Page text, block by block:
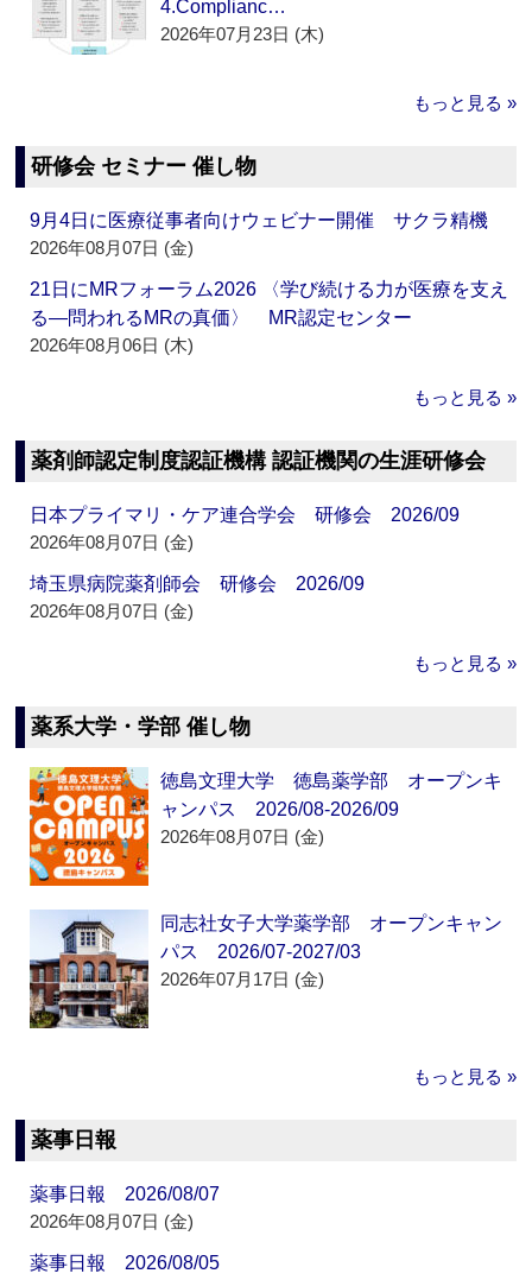
4.Complianc…
2026年07月23日 (木)
もっと見る »
研修会 セミナー 催し物
9月4日に医療従事者向けウェビナー開催 サクラ精機
2026年08月07日 (金)
21日にMRフォーラム2026 〈学び続ける力が医療を支え
る―問われるMRの真価〉 MR認定センター
2026年08月06日 (木)
もっと見る »
薬剤師認定制度認証機構 認証機関の生涯研修会
日本プライマリ・ケア連合学会 研修会 2026/09
2026年08月07日 (金)
埼玉県病院薬剤師会 研修会 2026/09
2026年08月07日 (金)
もっと見る »
薬系大学・学部 催し物
徳島文理大学 徳島薬学部 オープンキ
ャンパス 2026/08-2026/09
2026年08月07日 (金)
同志社女子大学薬学部 オープンキャン
パス 2026/07-2027/03
2026年07月17日 (金)
もっと見る »
薬事日報
薬事日報 2026/08/07
2026年08月07日 (金)
薬事日報 2026/08/05